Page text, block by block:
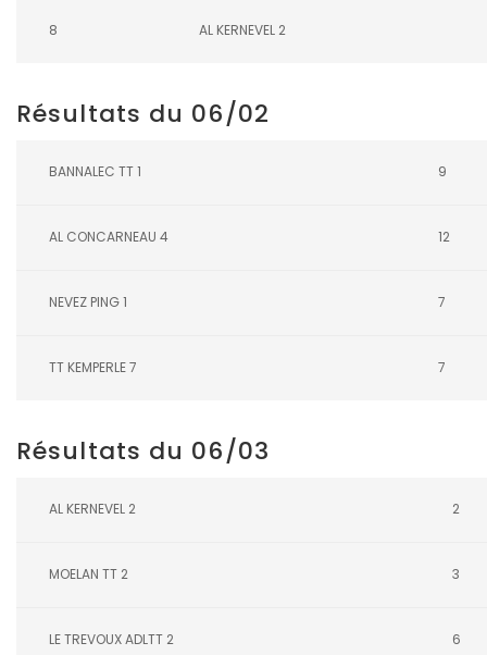
8 AL KERNEVEL 2
Résultats du 06/02
BANNALEC TT 1 9
AL CONCARNEAU 4 12
NEVEZ PING 1 7
TT KEMPERLE 7 7
Résultats du 06/03
AL KERNEVEL 2 2
MOELAN TT 2 3
LE TREVOUX ADLTT 2 6